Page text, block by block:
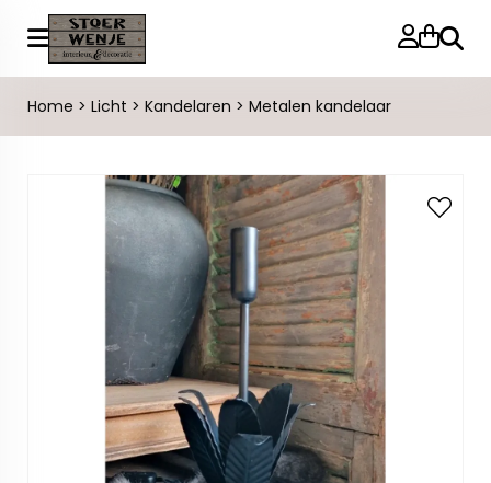
Home > Licht > Kandelaren > Metalen kandelaar